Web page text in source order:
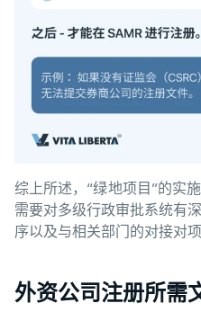
综上所述，“绿地项目”的实
需要对多级行政审批系统有
序以及与相关部门的对接对
外资公司注册所需